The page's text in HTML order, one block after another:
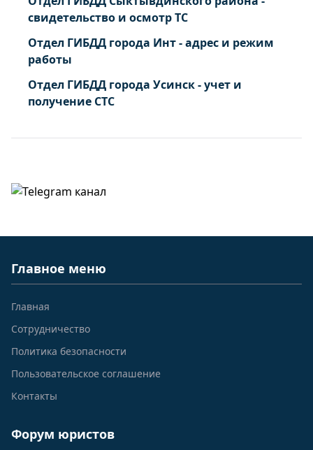
свидетельство и осмотр ТС
Отдел ГИБДД города Инт - адрес и режим
работы
Отдел ГИБДД города Усинск - учет и
получение СТС
Главное меню
Главная
Сотрудничество
Политика безопасности
Пользовательское соглашение
Контакты
Форум юристов